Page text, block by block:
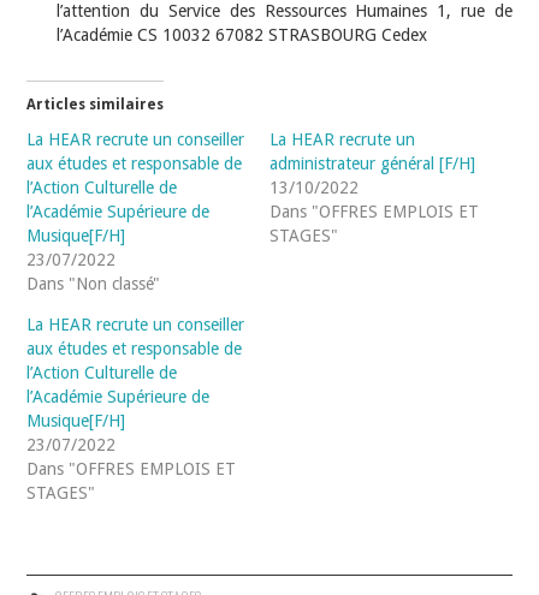
l’attention du Service des Ressources Humaines 1, rue de
l’Académie CS 10032 67082 STRASBOURG Cedex
Articles similaires
La HEAR recrute un conseiller
aux études et responsable de
l’Action Culturelle de
l’Académie Supérieure de
Musique[F/H]
23/07/2022
Dans "Non classé"
La HEAR recrute un
administrateur général [F/H]
13/10/2022
Dans "OFFRES EMPLOIS ET
STAGES"
La HEAR recrute un conseiller
aux études et responsable de
l’Action Culturelle de
l’Académie Supérieure de
Musique[F/H]
23/07/2022
Dans "OFFRES EMPLOIS ET
STAGES"